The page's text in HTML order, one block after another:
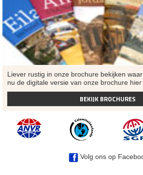
Liever rustig in onze brochure bekijken
nu de digitale versie van onze brochure hier
BEKIJK BROCHURES
Volg ons op